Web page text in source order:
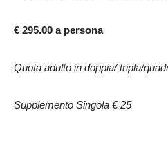
€ 295.00 a persona
Quota adulto in doppia/ tripla/
Supplemento Singola € 25